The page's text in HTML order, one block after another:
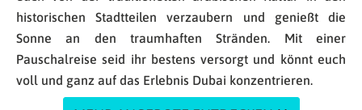
historischen Stadtteilen verzaubern und genießt die
Sonne an den traumhaften Stränden. Mit einer
Pauschalreise seid ihr bestens versorgt und könnt euch
voll und ganz auf das Erlebnis Dubai konzentrieren.